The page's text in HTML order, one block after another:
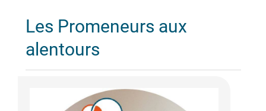
Les Promeneurs aux
alentours